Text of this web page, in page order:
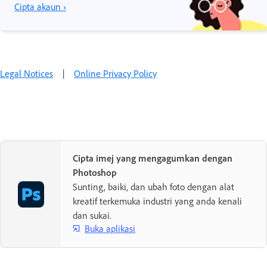
Cipta akaun ›
Legal Notices | Online Privacy Policy
Cipta imej yang mengagumkan dengan
Photoshop
Sunting, baiki, dan ubah foto dengan alat
kreatif terkemuka industri yang anda kenali
dan sukai.
Buka aplikasi